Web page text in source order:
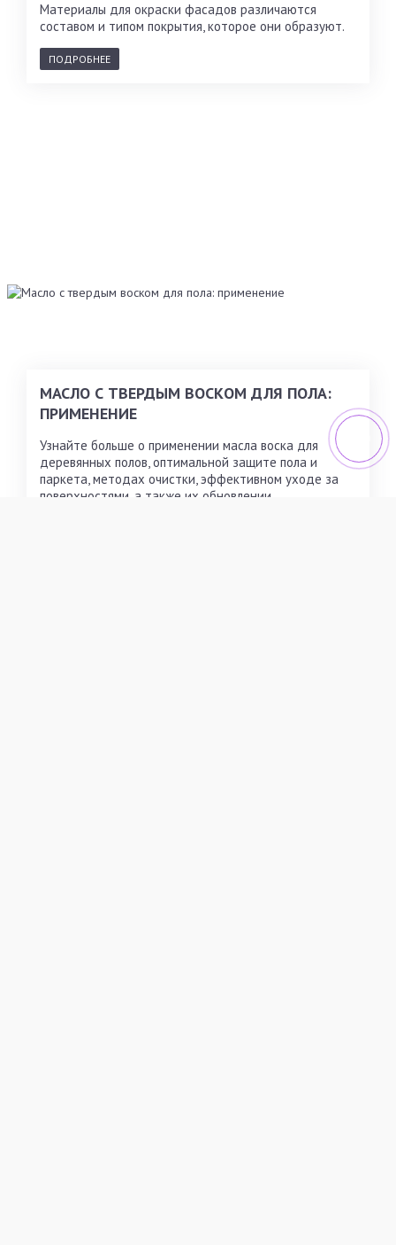
Материалы для окраски фасадов различаются
составом и типом покрытия, которое они образуют.
ПОДРОБНЕЕ
МАСЛО С ТВЕРДЫМ ВОСКОМ ДЛЯ ПОЛА:
ПРИМЕНЕНИЕ
Узнайте больше о применении масла воска для
деревянных полов, оптимальной защите пола и
паркета, методах очистки, эффективном уходе за
поверхностями, а также их обновлении.